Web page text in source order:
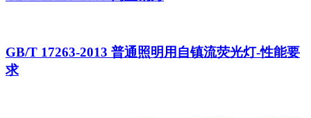
GB/T 17263-2013 普通照明用自镇流荧光灯-性能要
求